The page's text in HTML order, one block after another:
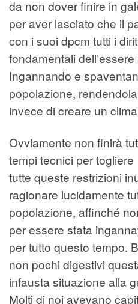
da non dover finire in
per aver lasciato che il
con i suoi dpcm tutti i
fondamentali
Ingannando e
popolazione,
invece di creare un
Ovviamente non finirà
tempi tecnici per togliere
tutte queste restrizioni
ragionare lucidamente
popolazione, affinché
per essere stata
per tutto questo tempo.
non pochi digestivi
infausta situazione alla
Molti di noi avevano